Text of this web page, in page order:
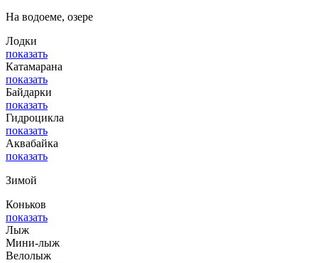
На водоеме, озере
Лодки
показать
Катамарана
показать
Байдарки
показать
Гидроцикла
показать
Аквабайка
показать
Зимой
Коньков
показать
Лыж
Мини-лыж
Велолыж